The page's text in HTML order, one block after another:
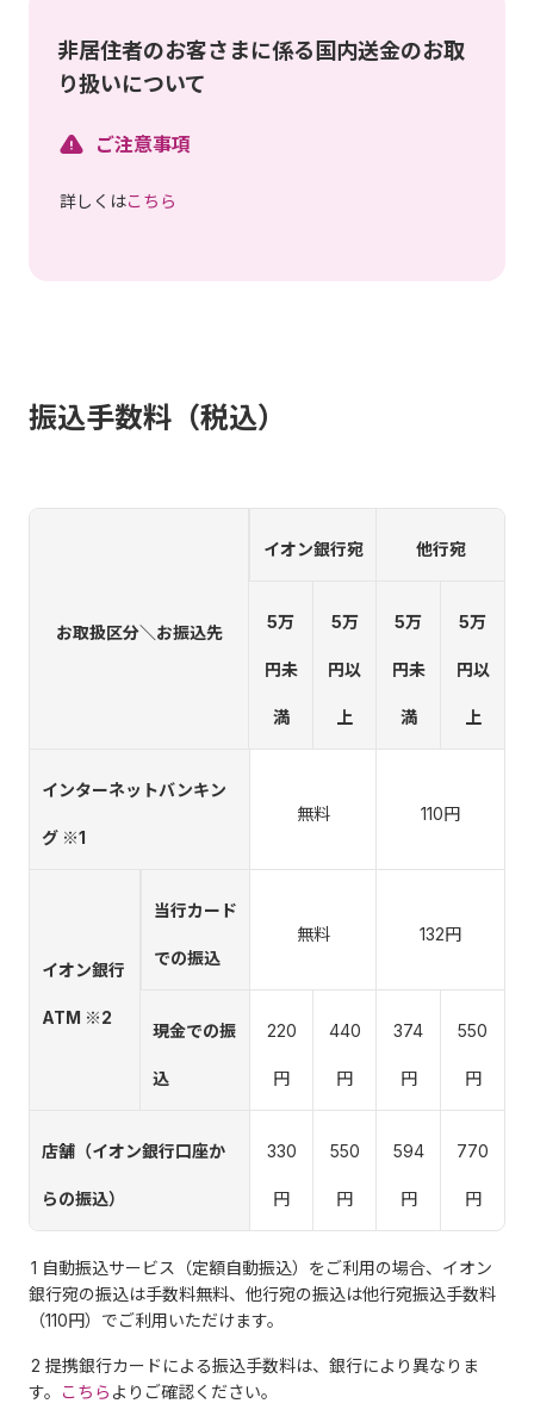
非居住者のお客さまに係る国内送金のお取
り扱いについて
ご注意事項
詳しくはこちら
振込手数料（税込）
お取扱区分＼お振込先
イオン銀行宛 他行宛
5万
円未
満
5万
円以
上
5万
円未
満
5万
円以
上
インターネットバンキン
グ ※1
無料 110円
イオン銀行
ATM ※2
当行カード
での振込
無料 132円
現金での振
込
220
円
440
円
374
円
550
円
店舗（イオン銀行口座か
らの振込）
330
円
550
円
594
円
770
円
1 自動振込サービス（定額自動振込）をご利用の場合、イオン
銀行宛の振込は手数料無料、他行宛の振込は他行宛振込手数料
（110円）でご利用いただけます。
2 提携銀行カードによる振込手数料は、銀行により異なりま
す。
こちら よりご確認ください。